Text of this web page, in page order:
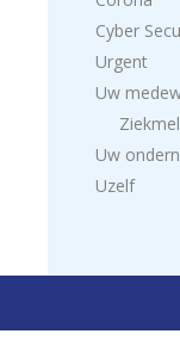
Cyber
Urgent
Uw
Uw
Uzelf